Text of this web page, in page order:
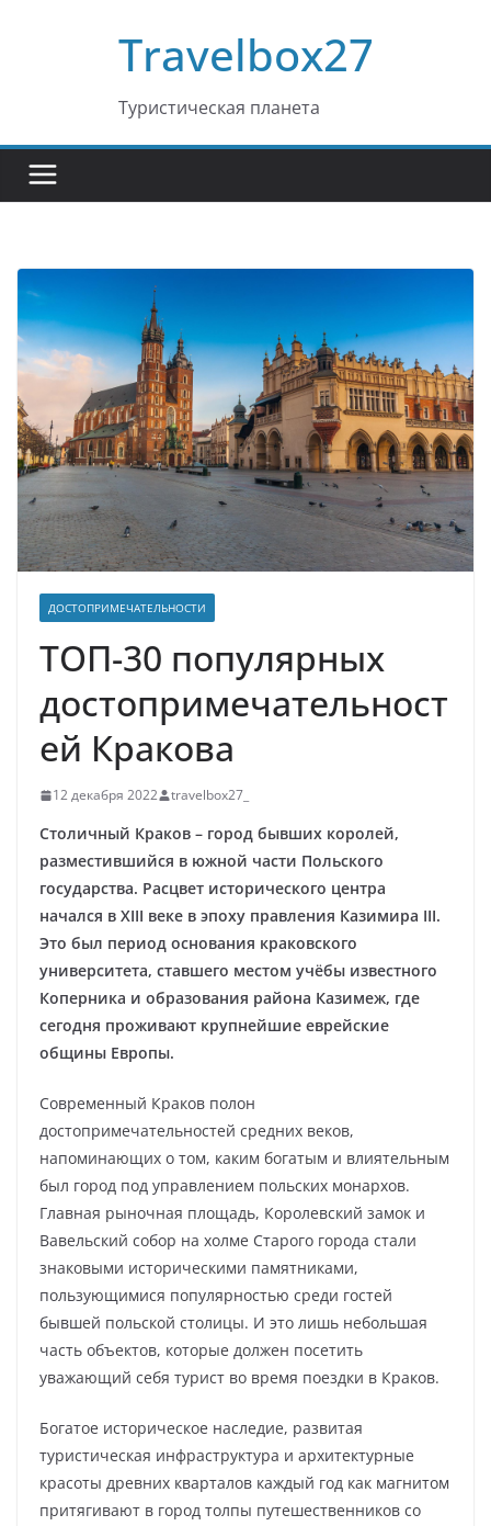
Travelbox27
Туристическая планета
ДОСТОПРИМЕЧАТЕЛЬНОСТИ
ТОП-30 популярных
достопримечательност
ей Кракова
12 декабря 2022 travelbox27_
Столичный Краков – город бывших королей,
разместившийся в южной части Польского
государства. Расцвет исторического центра
начался в XIII веке в эпоху правления Казимира III.
Это был период основания краковского
университета, ставшего местом учёбы известного
Коперника и образования района Казимеж, где
сегодня проживают крупнейшие еврейские
общины Европы.
Современный Краков полон
достопримечательностей средних веков,
напоминающих о том, каким богатым и влиятельным
был город под управлением польских монархов.
Главная рыночная площадь, Королевский замок и
Вавельский собор на холме Старого города стали
знаковыми историческими памятниками,
пользующимися популярностью среди гостей
бывшей польской столицы. И это лишь небольшая
часть объектов, которые должен посетить
уважающий себя турист во время поездки в Краков.
Богатое историческое наследие, развитая
туристическая инфраструктура и архитектурные
красоты древних кварталов каждый год как магнитом
притягивают в город толпы путешественников со